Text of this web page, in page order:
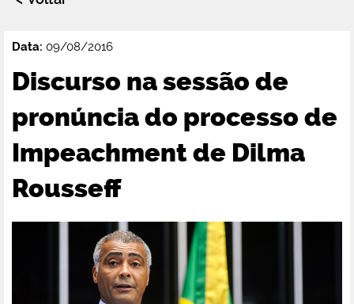
Data: 09/08/2016
Discurso na sessão de
pronúncia do processo de
Impeachment de Dilma
Rousseff